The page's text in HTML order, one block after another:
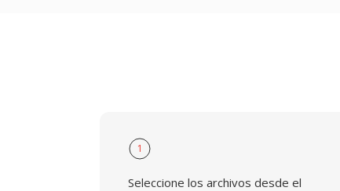
1
Seleccione los archivos desde el